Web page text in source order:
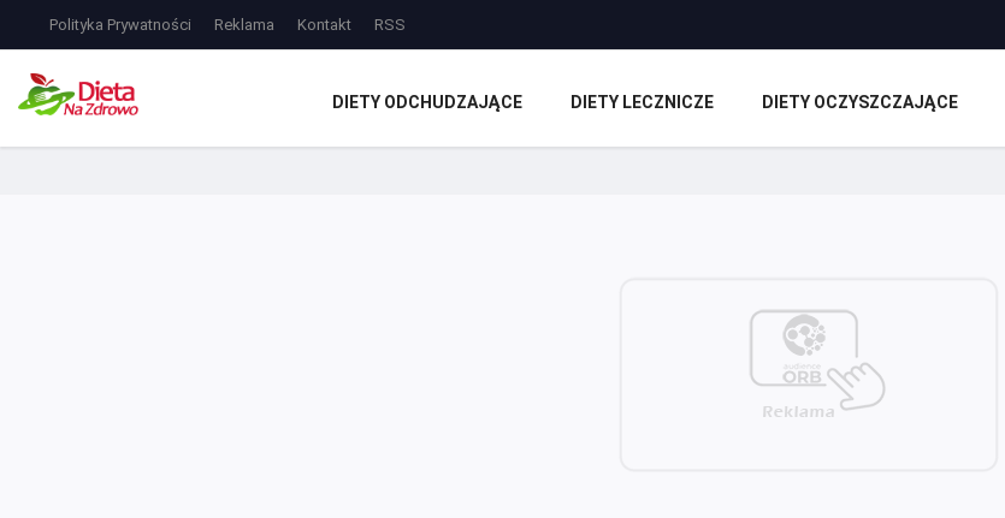
Polityka Prywatności Reklama Kontakt RSS
DIETY ODCHUDZAJĄCE DIETY LECZNICZE DIETY OCZYSZCZAJĄCE